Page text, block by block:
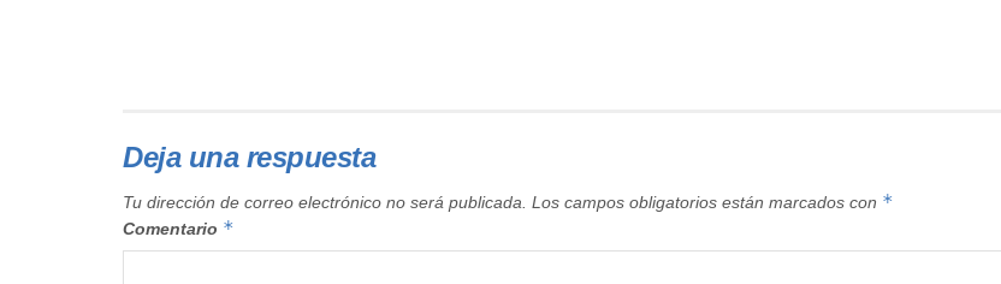
Deja una respuesta
Tu dirección de correo electrónico no será publicada. Los campos obligatorios están marcados con *
Comentario *